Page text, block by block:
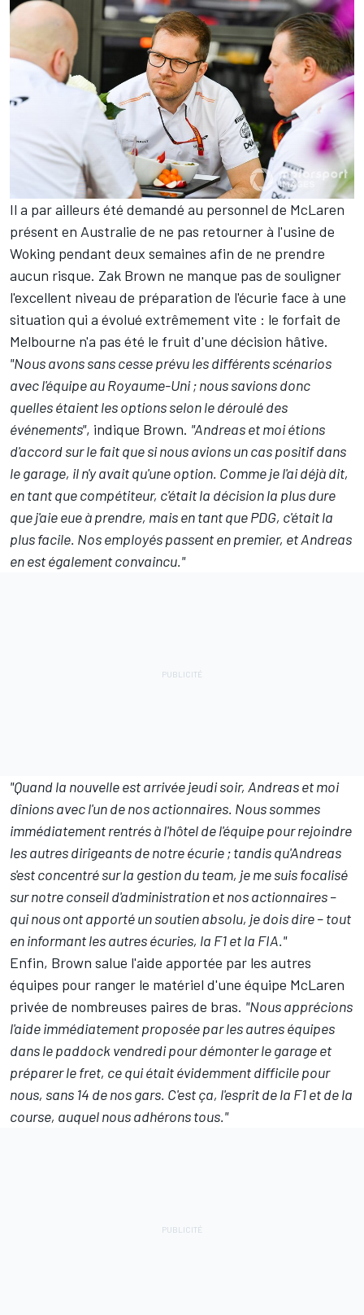
Il a par ailleurs été demandé au personnel de McLaren
présent en Australie de ne pas retourner à l'usine de
Woking pendant deux semaines afin de ne prendre
aucun risque. Zak Brown ne manque pas de souligner
l'excellent niveau de préparation de l'écurie face à une
situation qui a évolué extrêmement vite : le forfait de
Melbourne n'a pas été le fruit d'une décision hâtive.
"Nous avons sans cesse prévu les différents scénarios
avec l'équipe au Royaume-Uni ; nous savions donc
quelles étaient les options selon le déroulé des
événements", indique Brown. "Andreas et moi étions
d'accord sur le fait que si nous avions un cas positif dans
le garage, il n'y avait qu'une option. Comme je l'ai déjà dit,
en tant que compétiteur, c'était la décision la plus dure
que j'aie eue à prendre, mais en tant que PDG, c'était la
plus facile. Nos employés passent en premier, et Andreas
en est également convaincu."
"Quand la nouvelle est arrivée jeudi soir, Andreas et moi
dînions avec l'un de nos actionnaires. Nous sommes
immédiatement rentrés à l'hôtel de l'équipe pour rejoindre
les autres dirigeants de notre écurie ; tandis qu'Andreas
s'est concentré sur la gestion du team, je me suis focalisé
sur notre conseil d'administration et nos actionnaires –
qui nous ont apporté un soutien absolu, je dois dire – tout
en informant les autres écuries, la F1 et la FIA."
Enfin, Brown salue l'aide apportée par les autres
équipes pour ranger le matériel d'une équipe McLaren
privée de nombreuses paires de bras. "Nous apprécions
l'aide immédiatement proposée par les autres équipes
dans le paddock vendredi pour démonter le garage et
préparer le fret, ce qui était évidemment difficile pour
nous, sans 14 de nos gars. C'est ça, l'esprit de la F1 et de la
course, auquel nous adhérons tous."